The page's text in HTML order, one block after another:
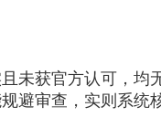
未获官方认可，
避审查，实则系统